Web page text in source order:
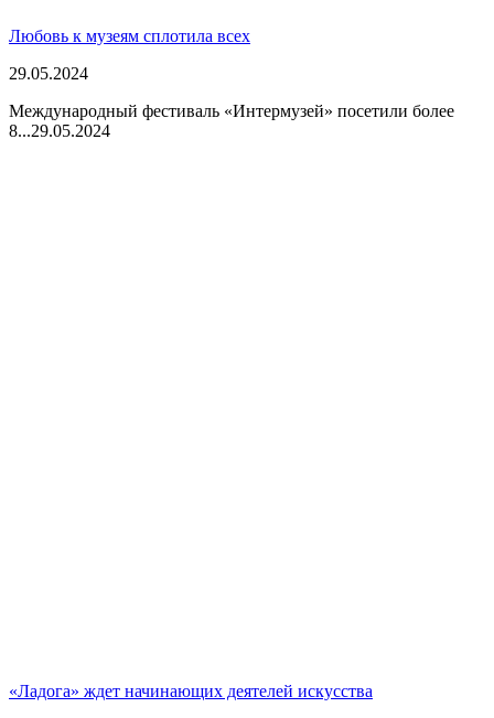
Любовь к музеям сплотила всех
29.05.2024
Международный фестиваль «Интермузей» посетили более
8...29.05.2024
«Ладога» ждет начинающих деятелей искусства